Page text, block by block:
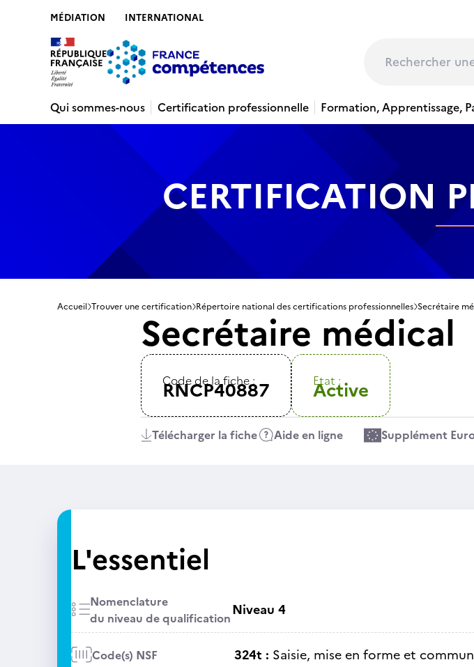
MÉDIATION INTERNATIONAL
Qui sommes-nous
Certification professionnelle Formation, Apprentissage,
CERTIFICATION
Accueil Trouver une certification Répertoire national des certifications professionnelles Secrétaire
Secrétaire médical
Code de la fiche :
RNCP40887 Etat :
Active
Télécharger la fiche Aide en ligne Supplément
L'essentiel
Nomenclature
du niveau de qualificationNiveau 4
Code(s) NSF 324t : Saisie, mise en forme et